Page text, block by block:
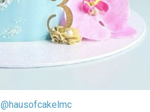
@hausofcakelmc